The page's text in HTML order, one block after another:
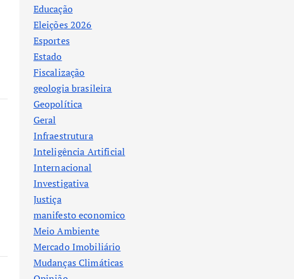
Educação
Eleições 2026
Esportes
Estado
Fiscalização
geologia brasileira
Geopolítica
Geral
Infraestrutura
Inteligência Artificial
Internacional
Investigativa
Justiça
manifesto economico
Meio Ambiente
Mercado Imobiliário
Mudanças Climáticas